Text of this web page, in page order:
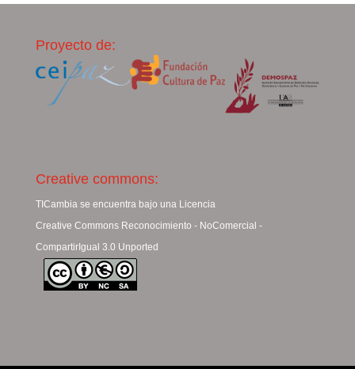
Proyecto de:
Creative commons:
TICambia se encuentra bajo una Licencia
Creative Commons Reconocimiento - NoComercial -
CompartirIgual 3.0 Unported